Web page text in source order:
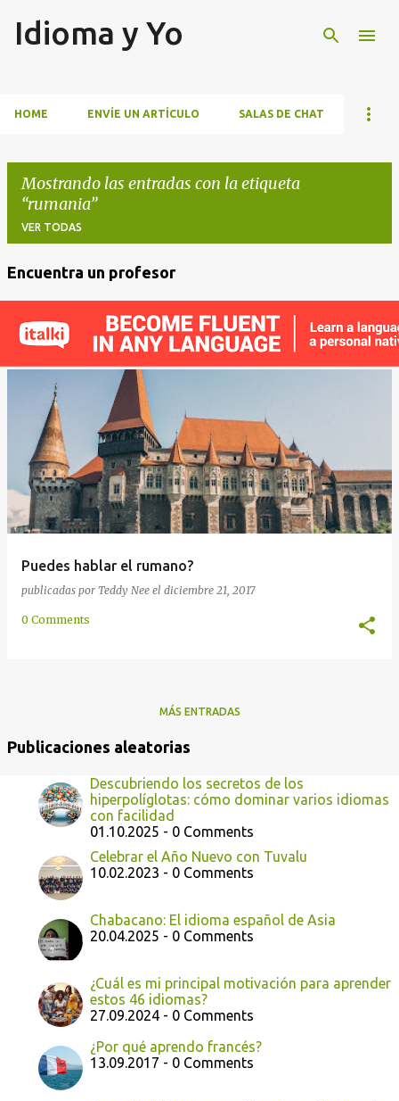
Idioma y Yo
HOME ENVÍE UN ARTÍCULO SALAS DE CHAT
Mostrando las entradas con la etiqueta
rumania
VER TODAS
r
Encuentra un profesor
Puedes hablar el rumano?
publicadas por Teddy Nee el diciembre 21, 2017
0 Comments
MÁS ENTRADAS
Publicaciones aleatorias
Descubriendo los secretos de los
hiperpolíglotas: cómo dominar varios idiomas
con facilidad
01.10.2025 - 0 Comments
Celebrar el Año Nuevo con Tuvalu
10.02.2023 - 0 Comments
Chabacano: El idioma español de Asia
20.04.2025 - 0 Comments
¿Cuál es mi principal motivación para aprender
estos 46 idiomas?
27.09.2024 - 0 Comments
¿Por qué aprendo francés?
13.09.2017 - 0 Comments